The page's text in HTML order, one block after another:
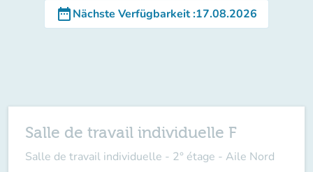
date_rangeNächste Verfügbarkeit:17.08.2026
Salle de travail individuelle F
Salle de travail individuelle - 2° étage - Aile Nord